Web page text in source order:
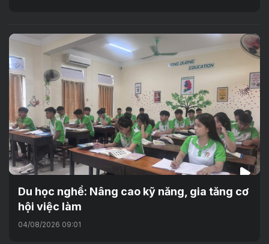
Du học nghề: Nâng cao kỹ năng, gia tăng cơ
hội việc làm
04/08/2026 09:01